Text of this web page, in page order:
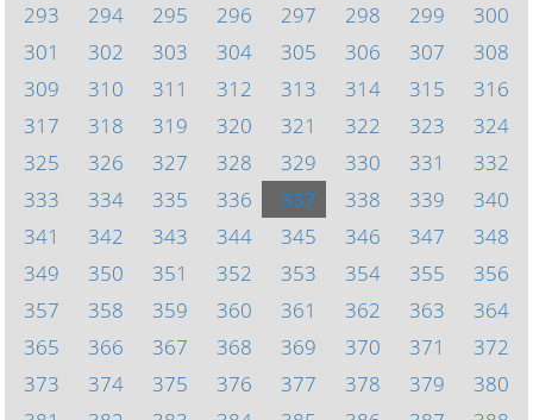
293
294 295 296 297 298 299
300
301
302 303 304 305 306 307
308
309
310 311 312 313 314 315
316
317
318 319 320 321 322 323
324
325
326 327 328 329 330 331
332
333
334 335 336 337 338 339
340
341
342 343 344 345 346 347
348
349
350 351 352 353 354 355
356
357
358 359 360 361 362 363
364
365
366 367 368 369 370 371
372
373
374 375 376 377 378 379
380